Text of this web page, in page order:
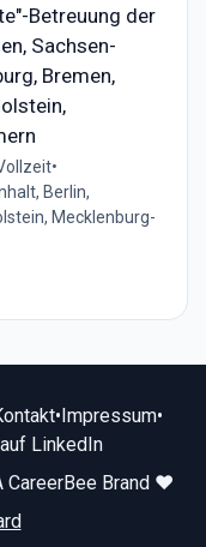
Betreuung der
Sachsen-
Bremen,
•
Berlin,
Mecklenburg-
•Impressum•
LinkedIn
Brand ❤️